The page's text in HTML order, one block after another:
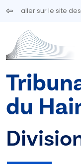
Aller au contenu
aller sur le site
du